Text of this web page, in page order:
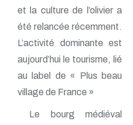
et la culture de l’olivier a
été relancée récemment.
L’activité dominante est
aujourd’hui le tourisme, lié
au label de « Plus beau
village de France »
Le bourg médiéval